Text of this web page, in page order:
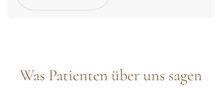
Was Patienten über uns sagen